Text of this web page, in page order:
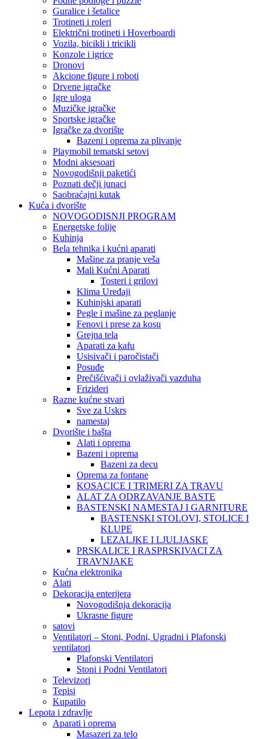
Guralice i šetalice
Trotineti i roleri
Električni trotineti i Hoverboardi
Vozila, bicikli i tricikli
Konzole i igrice
Dronovi
Akcione figure i roboti
Drvene igračke
Igre uloga
Muzičke igračke
Sportske igračke
‎Igračke za dvorište
Bazeni i oprema za plivanje
Playmobil tematski setovi
Modni aksesoari
Novogodišnji paketići
Poznati dečji junaci
Saobraćajni kutak
Kuća i dvorište
NOVOGODISNJI PROGRAM
Energetske folije
Kuhinja
Bela tehnika i kućni aparati
Mašine za pranje veša
Mali Kućni Aparati
Tosteri i grilovi
Klima Uređaji
Kuhinjski aparati
Pegle i mašine za peglanje
Fenovi i prese za kosu
Grejna tela
Aparati za kafu
Usisivači i paročistači
Posuđe
Prečišćivači i ovlaživači vazduha
Frizideri
Razne kućne stvari
Sve za Uskrs
namestaj
Dvorište i bašta
Alati i oprema
Bazeni i oprema
Bazeni za decu
Oprema za fontane
KOSACICE I TRIMERI ZA TRAVU
ALAT ZA ODRZAVANJE BASTE
BASTENSKI NAMESTAJ I GARNITURE
BASTENSKI STOLOVI, STOLICE I
KLUPE
LEZALJKE I LJULJASKE
PRSKALICE I RASPRSKIVACI ZA
TRAVNJAKE
Kućna elektronika
Alati
Dekoracija enterijera
Novogodišnja dekoracija
Ukrasne figure
satovi
Ventilatori – Stoni, Podni, Ugradni i Plafonski
ventilatori
Plafonski Ventilatori
Stoni i Podni Ventilatori
Televizori
Tepisi
Kupatilo
Lepota i zdravlje
Aparati i oprema
Masazeri za telo